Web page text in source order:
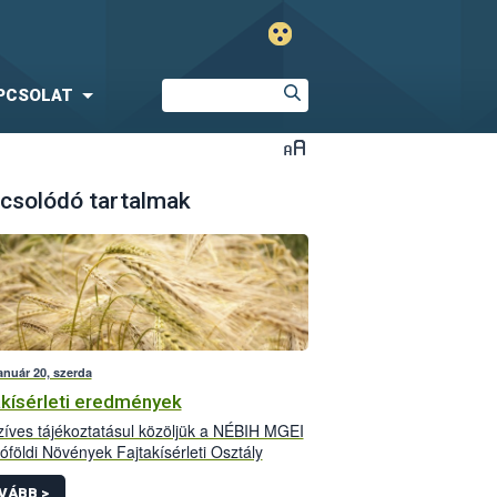
tartalmak
20, szerda
eredmények
tájékoztatásul közöljük a NÉBIH MGEI
Növények Fajtakísérleti Osztály
eredményeit. Felhívjuk figyelmüket, hogy
>